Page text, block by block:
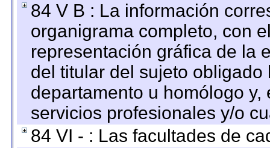
84 V B : La información
organigrama completo, con
representación gráfica de la
del titular del sujeto
departamento u homólogo
servicios profesionales y/o
84 VI - : Las facultades de